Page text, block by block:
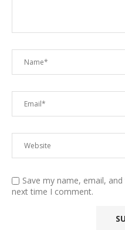
Save my name, email,
next time I comment.